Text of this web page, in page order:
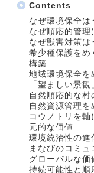
Contents
なぜ環境保全は
なぜ順応的管理
なぜ獣害対策は
希少種保護をめ
構築
地域環境保全を
「望ましい景
自然順応的な
自然資源管理
コウノトリを
元的な価値
環境統治性の進
まなびのコミュ
グローバルな価
持続可能性と順